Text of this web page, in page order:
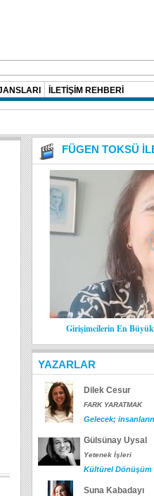
İLETİŞİM REHBERİ
FÜGEN TOKSÜ
Girişimcilerin En
YAZARLAR
Dilek Cesur
FARK YARATMAK
Gelecek;
Gülsünay Uysal
Yetenek İşleri
Kültürel Dönüşüm
Suna Kabadayı